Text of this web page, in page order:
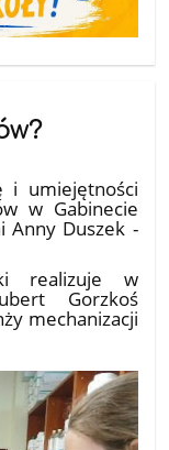
i umiejętności
w Gabinecie
Anny Duszek -
realizuje w
Gorzkoś
mechanizacji